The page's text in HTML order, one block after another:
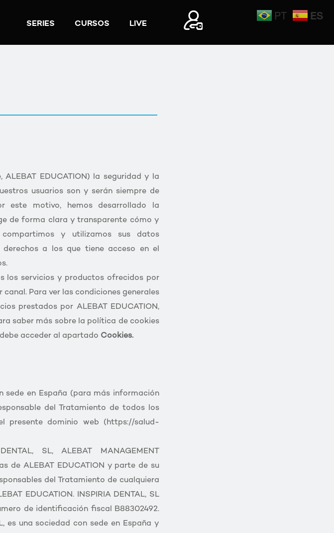
LIVE
CURSOS
SERIES
ALEBAT EDUCATION) la seguridad y la
usuarios son y serán siempre de
este motivo, hemos desarrollado la
de forma clara y transparente cómo y
compartimos y utilizamos sus datos
a los que tiene acceso en el
los servicios y productos ofrecidos por
canal. Para ver las condiciones generales
prestados por ALEBAT EDUCATION,
saber más sobre la política de cookies
acceder al apartado Cookies.
sede en España (para más información
del Tratamiento de todos los
presente dominio web (https://salud-
SL, ALEBAT MANAGEMENT
de ALEBAT EDUCATION y parte de su
del Tratamiento de cualquiera
EDUCATION. INSPIRIA DENTAL, SL
de identificación fiscal B88302492.
es una sociedad con sede en España y
PT ES